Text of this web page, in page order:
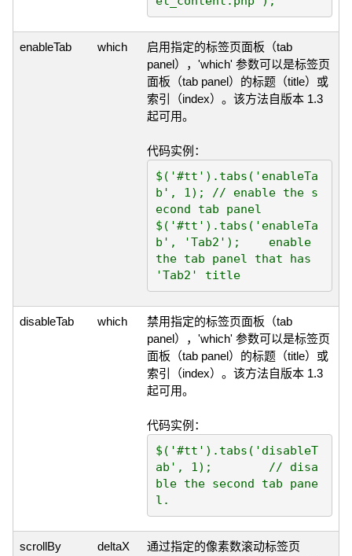
enableTab which
启用指定的标签页面板（tab
panel），'which' 参数可以是标签页
面板（tab panel）的标题（title）或
索引（index）。该方法自版本 1.3
起可用。
代码实例：
$('#tt').tabs('enableTa
b', 1);	// enable the s
econd tab panel
$('#tt').tabs('enableTa
b', 'Tab2');	enable
the tab panel that has
'Tab2' title
disableTab which
禁用指定的标签页面板（tab
panel），'which' 参数可以是标签页
面板（tab panel）的标题（title）或
索引（index）。该方法自版本 1.3
起可用。
代码实例：
$('#tt').tabs('disableT
ab', 1);	// disa
ble the second tab pane
scrollBy deltaX
通过指定的像素数滚动标签页